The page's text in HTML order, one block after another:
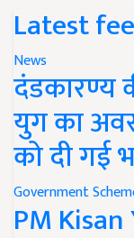
Latest
News
दंडकारण्य
युग का
को दी गई
Government
PM